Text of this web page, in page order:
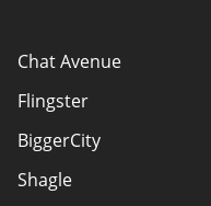
Divulgarea agentului
TERMENI DE UTILIZARE
Sitemap
Contactează-ne
Chat Avenue
Flingster
BiggerCity
Shagle